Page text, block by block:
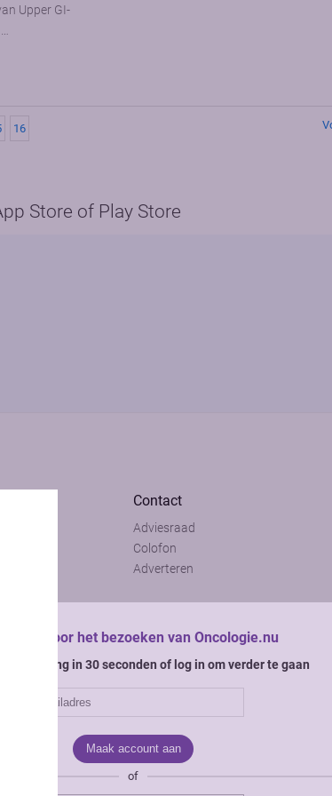
voor het bezoeken van Oncologie.nu
toegang in 30 seconden of log in om verder te gaan
of
Upper GI-
16
Store of Play Store
Contact
Adviesraad
Colofon
Adverteren